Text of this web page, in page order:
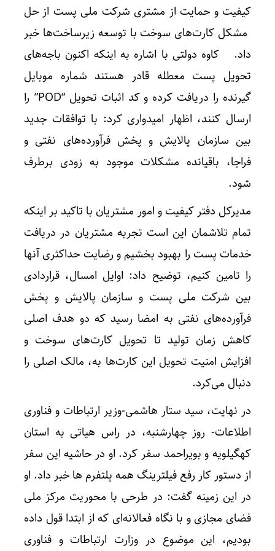
کیفیت و حمایت از مشتری شرکت ملی پست از حل
مشکل کارت‌های سوخت با توسعه زیرساخت‌ها خبر
داد. کاوه دولتی با اشاره به اینکه اکنون باجه‌های
تحویل پست معطله قادر هستند شماره موبایل
گیرنده را دریافت کرده و کد اثبات تحویل “POD” را
ارسال کنند، اظهار امیدواری کرد: با توافقات جدید
بین سازمان پالایش و پخش فرآورده‌های نفتی و
فراجا، باقیانده مشکلات موجود به زودی برطرف
شود.
مدیرکل دفتر کیفیت و امور مشتریان با تاکید بر اینکه
تمام تلاشمان این است تجربه مشتریان در دریافت
خدمات پست را بهبود بخشیم و رضایت حداکثری آنها
را تامین کنیم، توضیح داد: اوایل امسال، قراردادی
بین شرکت ملی پست و سازمان پالایش و پخش
فرآورده‌های نفتی به امضا رسید که دو هدف اصلی
کاهش زمان تولید تا تحویل کارت‌های سوخت و
افزایش امنیت تحویل این کارت‌ها به، مالک اصلی را
دنبال می‌کرد.
در نهایت، سید ستار هاشمی-وزیر ارتباطات و فناوری
اطلاعات- روز چهارشنبه، در راس هیاتی به استان
کهگیلویه و بویراحمد سفر کرد. او در حاشیه این سفر
از دستور کار رفع فیلترینگ همه پلتفرم ها خبر داد. او
در این زمینه گفت: در طرحی با محوریت مرکز ملی
فضای مجازی و با نگاه فعالانه‌ای که از ابتدا قول داده
بودیم، این موضوع در وزارت ارتباطات و فناوری